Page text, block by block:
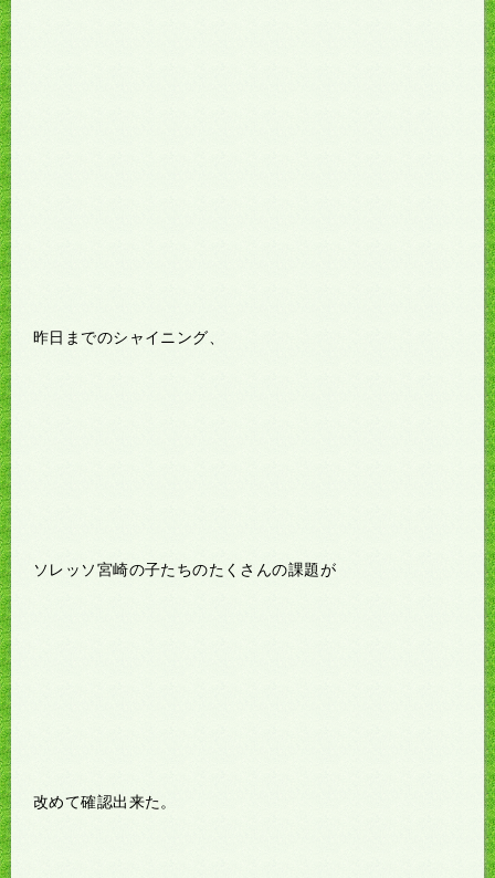
昨日までのシャイニング、
ソレッソ宮崎の子たちのたくさんの課題が
改めて確認出来た。